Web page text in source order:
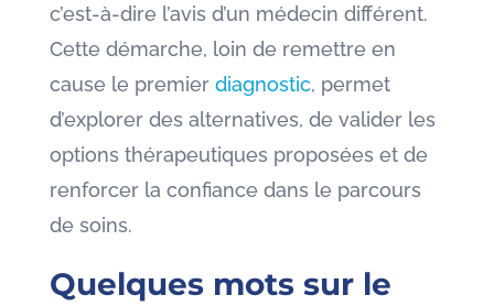
c’est-à-dire l’avis d’un médecin différent.
Cette démarche, loin de remettre en
cause le premier diagnostic, permet
d’explorer des alternatives, de valider les
options thérapeutiques proposées et de
renforcer la confiance dans le parcours
de soins.
Quelques mots sur le